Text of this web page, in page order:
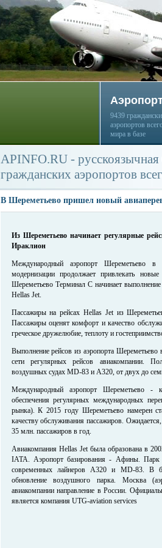
9439
аэропортов
мира в базе
APINFO.RU - русскоязычная
гражданских аэропортов
В Шереметьево пришел новый
Из Шереметьево начинает регулярные
Ираклион
Международный аэропорт Шереметьево в
модернизации продолжает привлекать
Шереметьево Терминал С начинает
Hellas Jet.
Пассажиры на рейсах Hellas Jet из
Пассажиры оценят комфорт и качество
греческое дружелюбие, теплоту и
Выполнение рейсов из аэропорта
сети регулярных рейсов авиакомпании.
воздушных судах MD-83 и A320, от двух до
Международный аэропорт Шереметьево -
обеспечения регулярных международных
рынка). К 2015 году Шереметьево намерен
качеству обслуживания пассажиров.
35 млн. пассажиров в год.
Авиакомпания Hellas Jet была образована в
IATA. Аэропорт базирования - Афины. Парк
современных лайнеров A320 и MD-83. В
обновление воздушного парка. Москва
авиакомпании направление в России.
является компания UTG-aviation services